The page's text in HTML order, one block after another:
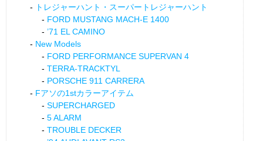
トレジャーハント・スーパートレジャーハント
FORD MUSTANG MACH-E 1400
’71 EL CAMINO
New Models
FORD PERFORMANCE SUPERVAN 4
TERRA-TRACKTYL
PORSCHE 911 CARRERA
Fアソの1stカラーアイテム
SUPERCHARGED
5 ALARM
TROUBLE DECKER